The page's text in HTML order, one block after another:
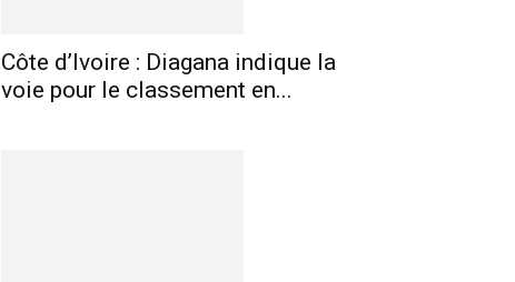
Côte d’Ivoire : Diagana indique la
voie pour le classement en...